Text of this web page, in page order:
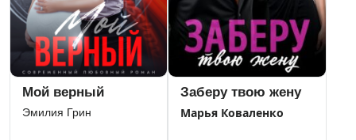
Мой верный
Эмилия Грин
Заберу твою жену
Марья Коваленко